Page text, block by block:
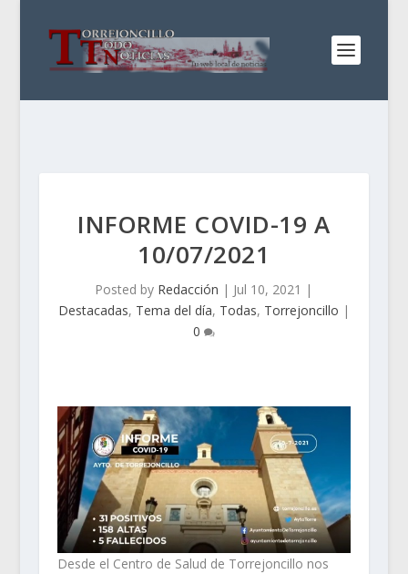
INFORME COVID-19 A
10/07/2021
Posted by Redacción | Jul 10, 2021 |
Destacadas, Tema del día, Todas, Torrejoncillo |
0
Desde el Centro de Salud de Torrejoncillo nos